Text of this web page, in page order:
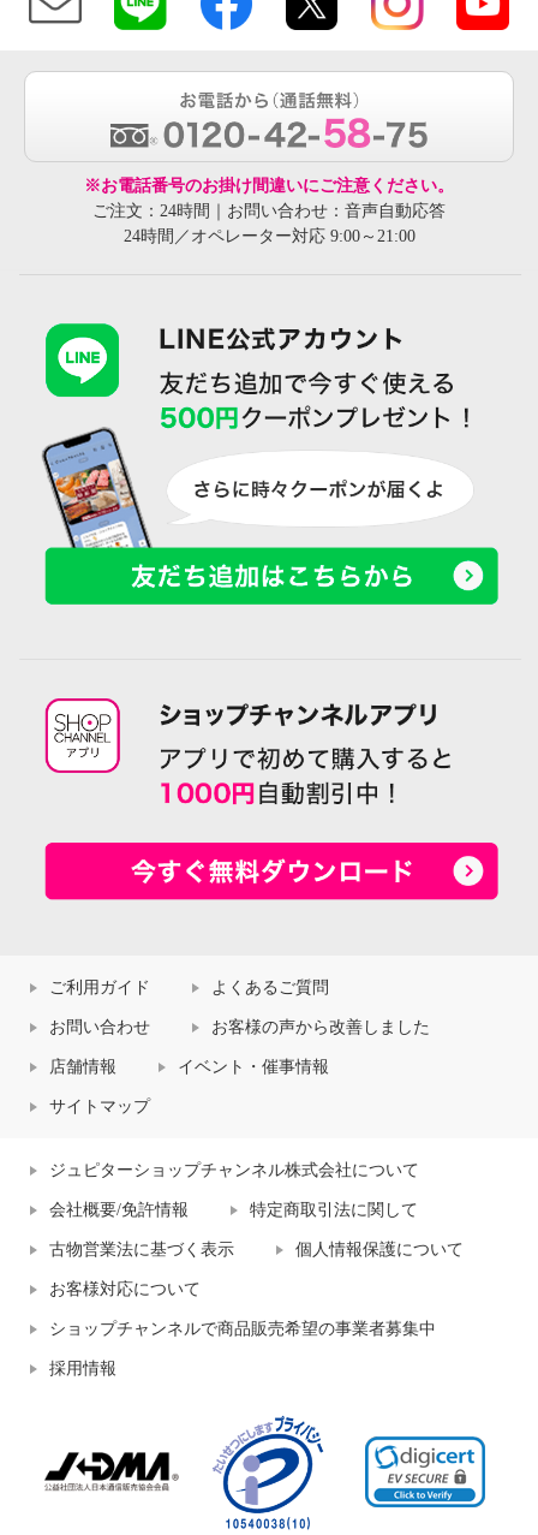
※お電話番号のお掛け間違いにご注意ください。
ご注文：24時間｜お問い合わせ：音声自動応答
24時間／オペレーター対応 9:00～21:00
ご利用ガイド よくあるご質問
お問い合わせ お客様の声から改善しました
店舗情報 イベント・催事情報
サイトマップ
ジュピターショップチャンネル株式会社について
会社概要/免許情報 特定商取引法に関して
古物営業法に基づく表示 個人情報保護について
お客様対応について
ショップチャンネルで商品販売希望の事業者募集中
採用情報